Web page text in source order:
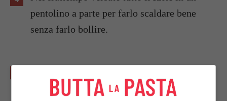
pentolino a parte per farlo scaldare bene
senza farlo bollire.
cadere a filo: continuate a mescolare con un